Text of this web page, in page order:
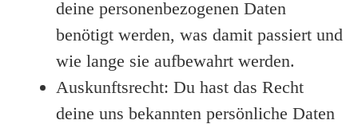
deine personenbezogenen Daten
benötigt werden, was damit passiert und
wie lange sie aufbewahrt werden.
Auskunftsrecht: Du hast das Recht
deine uns bekannten persönliche Daten